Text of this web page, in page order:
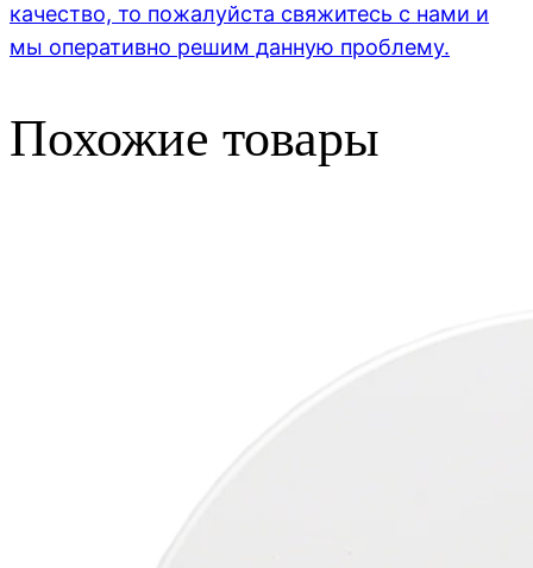
качество, то пожалуйста свяжитесь с нами и
мы оперативно решим данную проблему.
Похожие товары